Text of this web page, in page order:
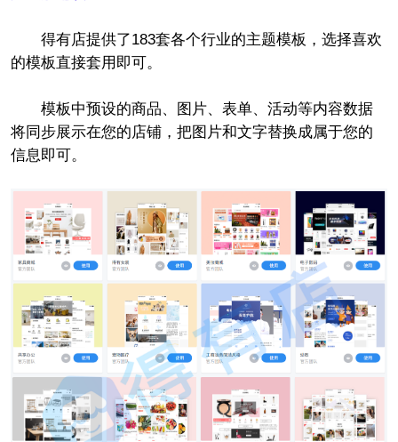
得有店提供了183套各个行业的主题模板，选择喜欢
的模板直接套用即可。
模板中预设的商品、图片、表单、活动等内容数据
将同步展示在您的店铺，把图片和文字替换成属于您的
信息即可。